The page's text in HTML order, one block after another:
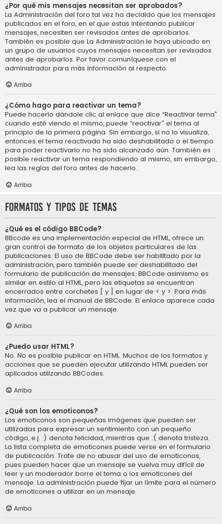
¿Por qué mis mensajes necesitan ser aprobados?
La Administración del foro tal vez ha decidido que los mensajes
publicados en el foro, en el que estas intentando publicar
mensajes, necesiten ser revisados antes de aprobarlos.
También es posible que La Administración le haya ubicado en
un grupo de usuarios cuyos mensajes necesitan ser revisados
antes de aprobarlos. Por favor comuníquese con el
administrador para más información al respecto.
Arriba
¿Cómo hago para reactivar un tema?
Puede hacerlo dándole clic al enlace que dice “Reactivar tema”
cuando esté viendo el mismo, puede “reactivar” el tema al
principio de la primera página. Sin embargo, si no lo visualiza,
entonces el tema reactivado ha sido deshabilitado o el tiempo
para poder reactivarlo no ha sido alcanzado aún. También es
posible reactivar un tema respondiendo al mismo, sin embargo,
lea las reglas del foro antes de hacerlo.
Arriba
Formatos y tipos de temas
¿Qué es el código BBCode?
BBcode es una implementación especial de HTML, ofrece un
gran control de formato de los objetos particulares de las
publicaciones. El uso de BBCode debe ser habilitado por la
administración, pero también puede ser deshabilitado del
formulario de publicación de mensajes. BBCode asimismo es
similar en estilo al HTML, pero las etiquetas se encuentran
encerrados entre corchetes [ y ] en lugar de < y >. Para más
información, lea el manual de BBCode. El enlace aparece cada
vez que va a publicar un mensaje.
Arriba
¿Puedo usar HTML?
No. No es posible publicar en HTML. Muchos de los formatos y
acciones que se pueden ejecutar utilizando HTML pueden ser
aplicados utilizando BBCodes.
Arriba
¿Qué son los emoticonos?
Los emoticonos son pequeñas imágenes que pueden ser
utilizadas para expresar un sentimiento con un pequeño
código, e.j. :) denota felicidad, mientras que :( denota tristeza.
La lista completa de emoticones puede verse en el formulario
de publicación. Trate de no abusar del uso de emoticonos,
pues pueden hacer que un mensaje se vuelva muy difícil de
leer y un moderador borre el tema o los emoticones del
mensaje. La administración puede fijar un límite para el número
de emoticones a utilizar en un mensaje.
Arriba